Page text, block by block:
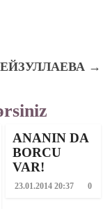
→
ANANIN DA
BORCU
VAR!
23.01.2014 20:37 0